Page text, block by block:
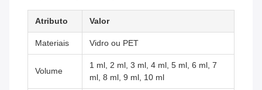
Atributo Valor
Materiais Vidro ou PET
Volume
1 ml, 2 ml, 3 ml, 4 ml, 5 ml, 6 ml, 7
ml, 8 ml, 9 ml, 10 ml